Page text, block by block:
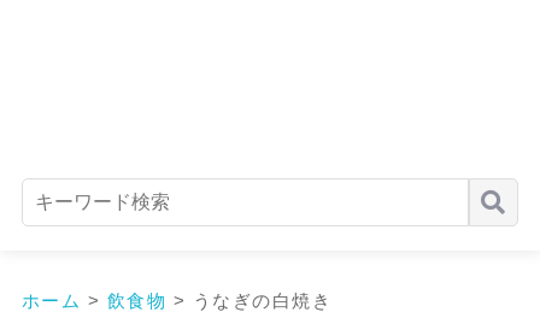
ホーム > 飲食物 > うなぎの白焼き